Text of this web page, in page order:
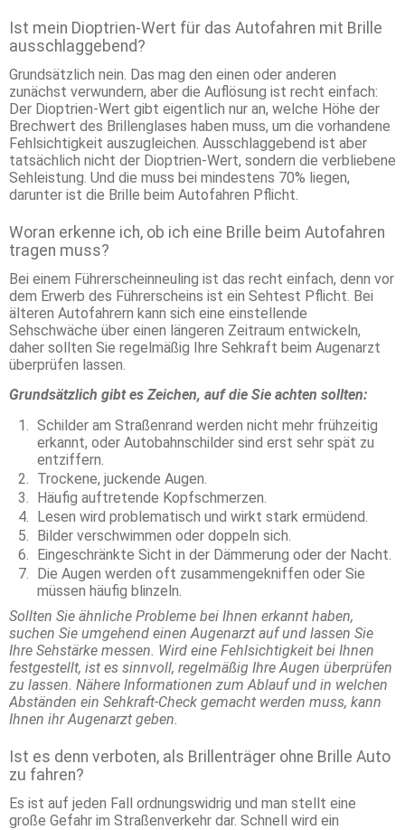
Ist mein Dioptrien-Wert für das Autofahren mit Brille
ausschlaggebend?
Grundsätzlich nein. Das mag den einen oder anderen
zunächst verwundern, aber die Auflösung ist recht einfach:
Der Dioptrien-Wert gibt eigentlich nur an, welche Höhe der
Brechwert des Brillenglases haben muss, um die vorhandene
Fehlsichtigkeit auszugleichen. Ausschlaggebend ist aber
tatsächlich nicht der Dioptrien-Wert, sondern die verbliebene
Sehleistung. Und die muss bei mindestens 70% liegen,
darunter ist die Brille beim Autofahren Pflicht.
Woran erkenne ich, ob ich eine Brille beim Autofahren
tragen muss?
Bei einem Führerscheinneuling ist das recht einfach, denn vor
dem Erwerb des Führerscheins ist ein Sehtest Pflicht. Bei
älteren Autofahrern kann sich eine einstellende
Sehschwäche über einen längeren Zeitraum entwickeln,
daher sollten Sie regelmäßig Ihre Sehkraft beim Augenarzt
überprüfen lassen.
Grundsätzlich gibt es Zeichen, auf die Sie achten sollten:
Schilder am Straßenrand werden nicht mehr frühzeitig
erkannt, oder Autobahnschilder sind erst sehr spät zu
entziffern.
Trockene, juckende Augen.
Häufig auftretende Kopfschmerzen.
Lesen wird problematisch und wirkt stark ermüdend.
Bilder verschwimmen oder doppeln sich.
Eingeschränkte Sicht in der Dämmerung oder der Nacht.
Die Augen werden oft zusammengekniffen oder Sie
müssen häufig blinzeln.
Sollten Sie ähnliche Probleme bei Ihnen erkannt haben,
suchen Sie umgehend einen Augenarzt auf und lassen Sie
Ihre Sehstärke messen. Wird eine Fehlsichtigkeit bei Ihnen
festgestellt, ist es sinnvoll, regelmäßig Ihre Augen überprüfen
zu lassen. Nähere Informationen zum Ablauf und in welchen
Abständen ein Sehkraft-Check gemacht werden muss, kann
Ihnen ihr Augenarzt geben.
Ist es denn verboten, als Brillenträger ohne Brille Auto
zu fahren?
Es ist auf jeden Fall ordnungswidrig und man stellt eine
große Gefahr im Straßenverkehr dar. Schnell wird ein